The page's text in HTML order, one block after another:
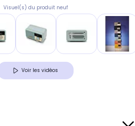
Visuel(s) du produit neuf
Voir les vidéos